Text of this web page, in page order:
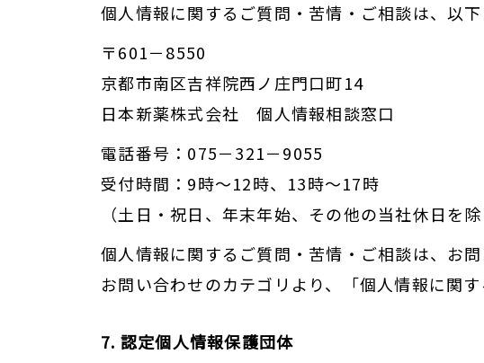
個人情報に関するご質問・苦情・ご相談は、以下
〒601－8550
京都市南区吉祥院西ノ庄門口町14
日本新薬株式会社 個人情報相談窓口
電話番号：075－321－9055
受付時間：9時～12時、13時～17時
（土日・祝日、年末年始、その他の当社休日を除
個人情報に関するご質問・苦情・ご相談は、お
お問い合わせのカテゴリより、「個人情報に関
7. 認定個人情報保護団体